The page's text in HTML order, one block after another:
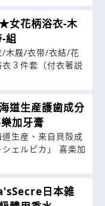
女花柄浴衣-木
組
/木屐/衣带/衣結/花
３件套（付衣著説
道生産護歯成分
加牙膏
道生産、来自貝殻成
ェルピカ」 喜楽加
日本雑